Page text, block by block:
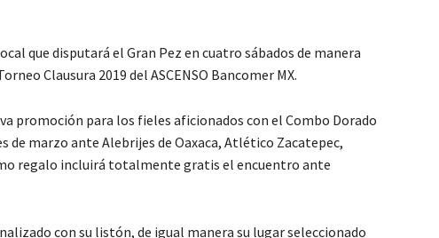
que disputará el Gran Pez en cuatro sábados de manera
Clausura 2019 del ASCENSO Bancomer MX.
promoción para los fieles aficionados con el Combo Dorado
de marzo ante Alebrijes de Oaxaca, Atlético Zacatepec,
regalo incluirá totalmente gratis el encuentro ante
con su listón, de igual manera su lugar seleccionado